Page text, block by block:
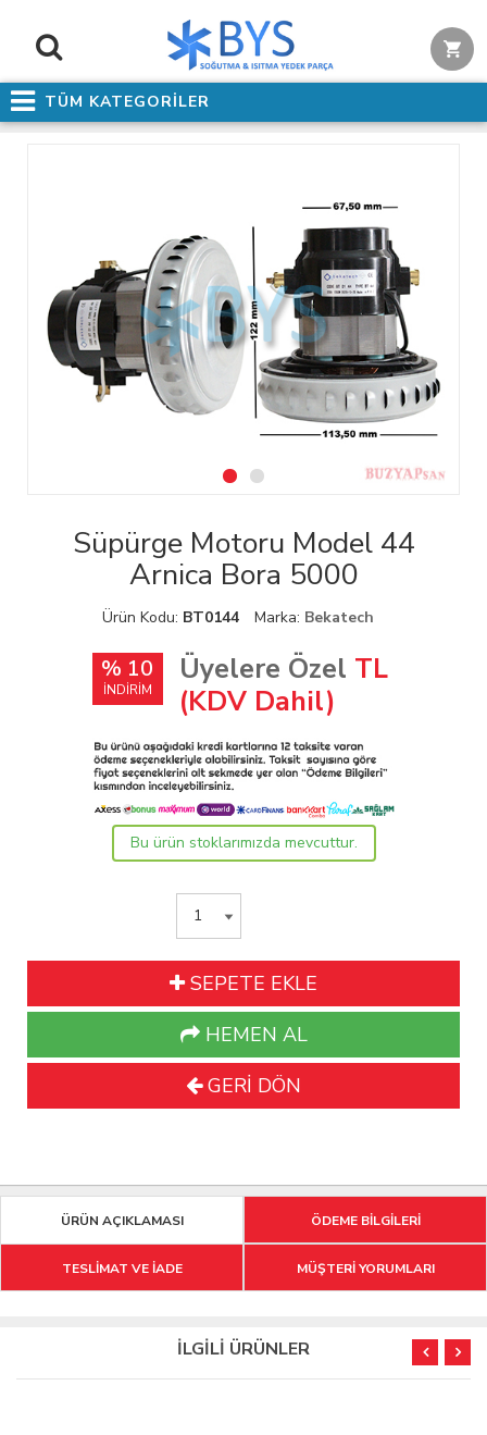
TÜM KATEGORİLER
Süpürge Motoru Model 44
Arnica Bora 5000
Ürün Kodu: BT0144 Marka: Bekatech
% 10
İNDİRİM
Üyelere Özel TL
(KDV Dahil)
Bu ürün stoklarımızda mevcuttur.
SEPETE EKLE
HEMEN AL
GERİ DÖN
ÜRÜN AÇIKLAMASI ÖDEME BİLGİLERİ
TESLİMAT VE İADE MÜŞTERİ YORUMLARI
İLGİLİ ÜRÜNLER